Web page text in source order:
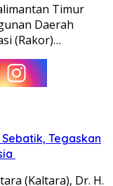
Timur
Daerah
(Rakor)…
Tegaskan
(Kaltara), Dr. H.